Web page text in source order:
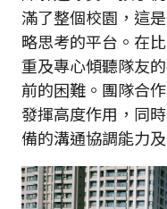
滿了整個校園，這
略思考的平台。在
重及專心傾聽隊友
前的困難。團隊合
發揮高度作用，同
備的溝通協調能力